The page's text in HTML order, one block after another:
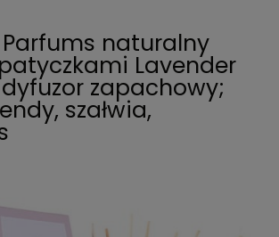
naturalny
Lavender
zapachowy;
szałwia,